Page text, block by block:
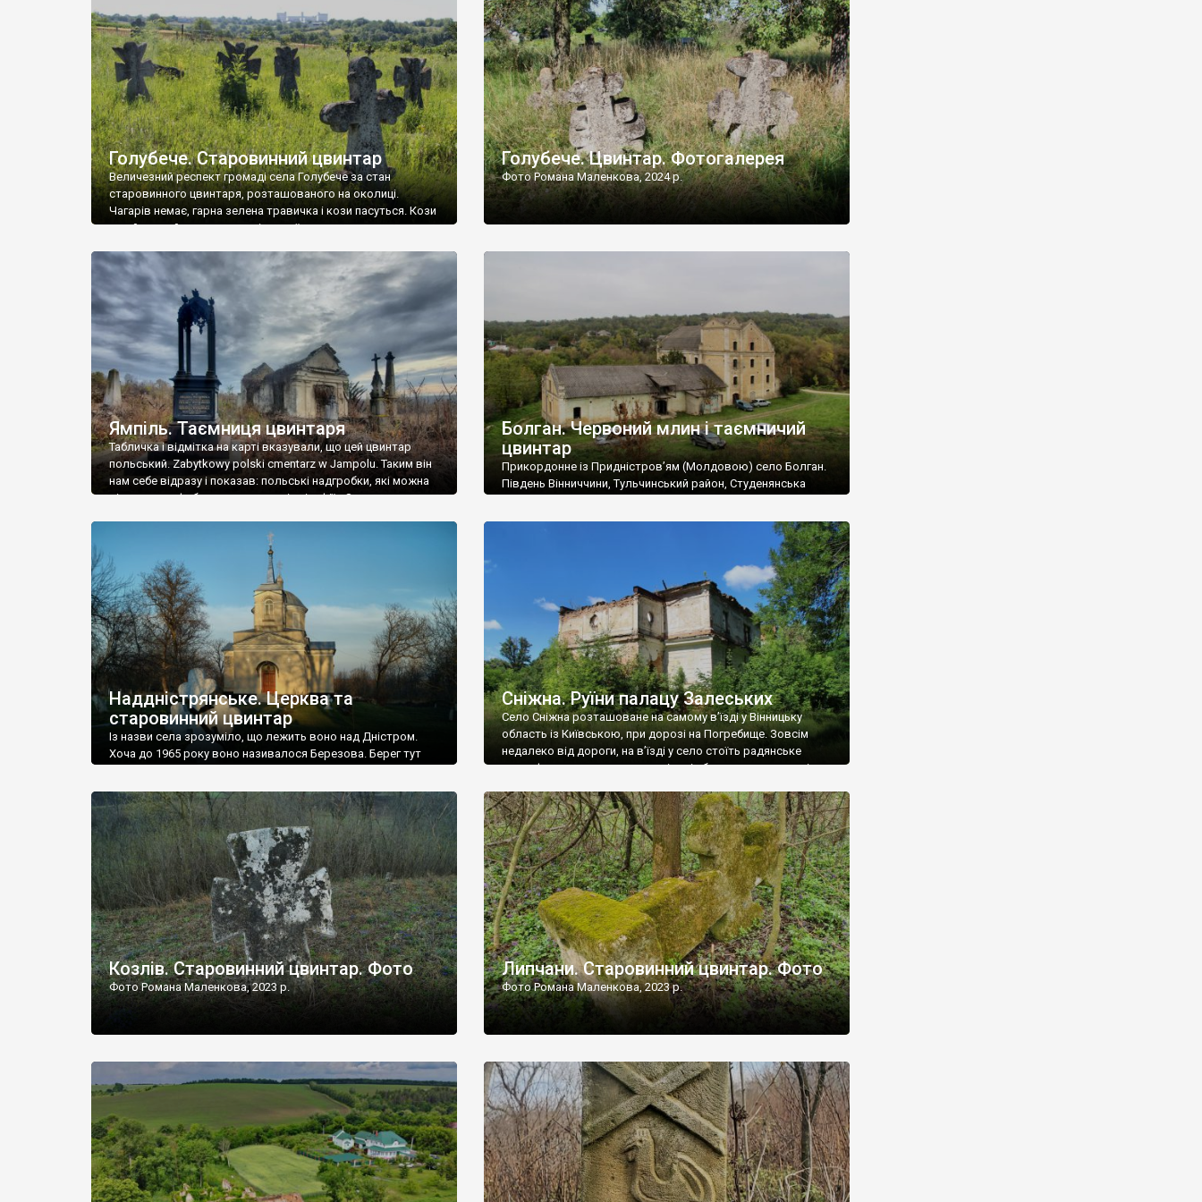
[…]
Голубече. Старовинний цвинтар
Величезний респект громаді села Голубече за стан
старовинного цвинтаря, розташованого на околиці.
Чагарів немає, гарна зелена травичка і кози пасуться. Кози
– найкращий регулятор шкідливої, для старих кладовищ,
бруньками, кози ті бруньки обгризають, бо то улюблений
делікатес. На цвинтарі у Голубечому ціла колекція
різноманітних форм хрестів. Село відносно невелике, […]
Голубече. Цвинтар. Фотогалерея
Фото Романа Маленкова, 2024 р.
Ямпіль. Таємниця цвинтаря
Табличка і відмітка на карті вказували, що цей цвинтар
польський. Zabytkowy polski cmentarz w Jampolu. Таким він
нам себе відразу і показав: польські надгробки, які можна
віднести до фабричних, польські епітафії… Загалом цвинтар
виявилося більше семи гектарів. Перше враження про
абсолютну звичайність польського цвинтаря виявилося
оманливим – […]
Болган. Червоний млин і таємничий
цвинтар
Прикордонне із Придністров’ям (Молдовою) село Болган.
Південь Вінниччини, Тульчинський район, Студенянська
старовинний цвинтар із кам’яними хрестами. Всі епітафії, які
збереглися, написані кирилицею, церковнослов’янською
мовою. За всіма традиційними ознаками – цвинтар
український. Хрести датуються 19 століттям. У 1924-1940
роках Болган […]
Наддністрянське. Церква та
старовинний цвинтар
Із назви села зрозуміло, що лежить воно над Дністром.
Хоча до 1965 року воно називалося Березова. Берег тут
Наддністрянське відрізняється від більшості навколишніх
сіл. У селі є мурована Михайлівська церква. Точної дати […]
Сніжна. Руїни палацу Залеських
Село Сніжна розташоване на самому в’їзді у Вінницьку
область із Київською, при дорозі на Погребище. Зовсім
недалеко від дороги, на в’їзді у село стоїть радянське
рельєфне пано, яке показує жінку і яблуню, а трохи далі,
дороги їх не видно, але видно дві стареньких колії у траві –
[…]
Козлів. Старовинний цвинтар. Фото
Фото Романа Маленкова, 2023 р.
Липчани. Старовинний цвинтар. Фото
Фото Романа Маленкова, 2023 р.